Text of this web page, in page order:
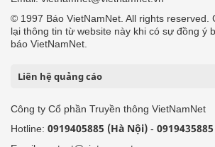
© 1997 Báo VietNamNet. All rights reserved.
lại thông tin từ website này khi có sự đồng ý
báo VietNamNet.
Liên hệ quảng cáo
Công ty Cổ phần Truyền thông VietNamNet
Hotline: 0919405885 (Hà Nội) -